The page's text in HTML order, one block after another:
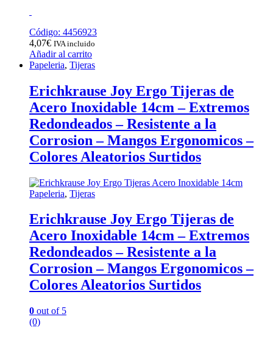
Código: 4456923
4,07€ IVA incluido
Añadir al carrito
Papeleria, Tijeras
Erichkrause Joy Ergo Tijeras de
Acero Inoxidable 14cm – Extremos
Redondeados – Resistente a la
Corrosion – Mangos Ergonomicos –
Colores Aleatorios Surtidos
Papeleria, Tijeras
Erichkrause Joy Ergo Tijeras de
Acero Inoxidable 14cm – Extremos
Redondeados – Resistente a la
Corrosion – Mangos Ergonomicos –
Colores Aleatorios Surtidos
0 out of 5
(0)